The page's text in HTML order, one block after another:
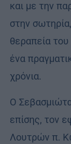
και με την
στην
θεραπεία
ένα
χρόνια.
Ο
επίσης, τον
Λουτρών π.